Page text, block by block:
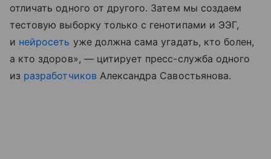
отличать одного от другого. Затем мы создаем
тестовую выборку только с генотипами и ЭЭГ,
и нейросеть уже должна сама угадать, кто болен,
а кто здоров», — цитирует пресс-служба одного
из разработчиков Александра Савостьянова.